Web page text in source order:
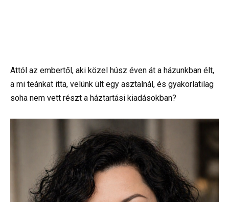
Attól az embertől, aki közel húsz éven át a házunkban élt,
a mi teánkat itta, velünk ült egy asztalnál, és gyakorlatilag
soha nem vett részt a háztartási kiadásokban?